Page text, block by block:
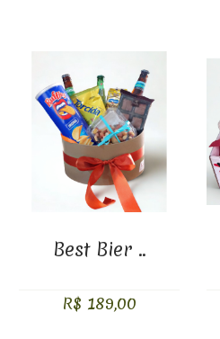
Best Bier ..
R$ 189,00